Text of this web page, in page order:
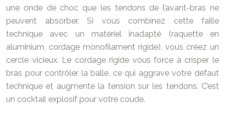
une onde de choc que les tendons de l’avant-bras ne
peuvent absorber. Si vous combinez cette faille
technique avec un matériel inadapté (raquette en
aluminium, cordage monofilament rigide), vous créez un
cercle vicieux. Le cordage rigide vous force à crisper le
bras pour contrôler la balle, ce qui aggrave votre défaut
technique et augmente la tension sur les tendons. C’est
un cocktail explosif pour votre coude.